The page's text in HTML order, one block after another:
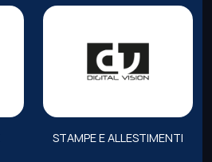
STAMPE E ALLESTIMENTI